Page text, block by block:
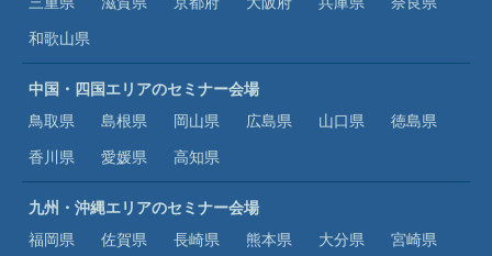
和歌山県
中国・四国エリアのセミナー会場
鳥取県
島根県 岡山県 広島県 山口県
徳島県
香川県
愛媛県 高知県
九州・沖縄エリアのセミナー会場
福岡県
佐賀県 長崎県 熊本県 大分県
宮崎県